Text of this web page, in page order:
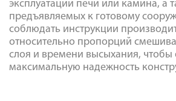
эксплуатации печи или камина, а
предъявляемых к готовому
соблюдать инструкции
относительно пропорций
слоя и времени высыхания, чтобы
максимальную надежность